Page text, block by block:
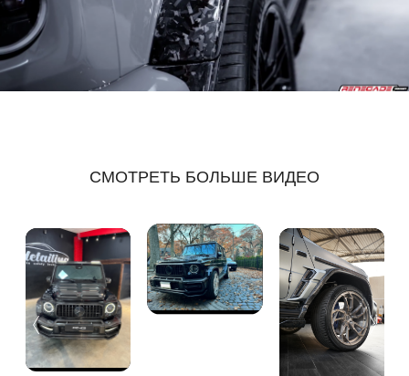
СМОТРЕТЬ БОЛЬШЕ ВИДЕО